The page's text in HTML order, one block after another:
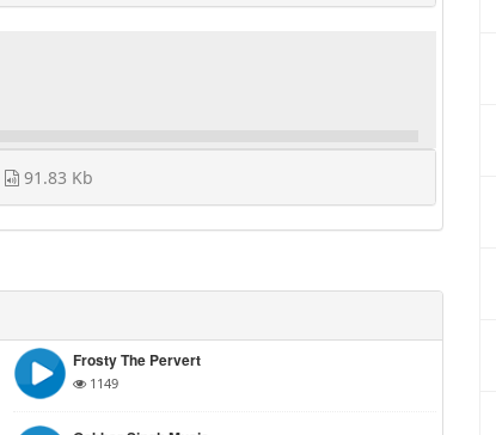
91.83 Kb
Frosty The Pervert
1149